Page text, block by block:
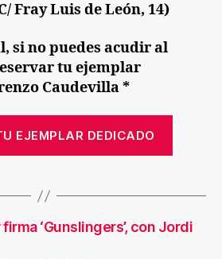
Fray Luis de León, 14)
si no puedes acudir al
tu ejemplar
Caudevilla *
EJEMPLAR DEDICADO
‘Gunslingers’, con Jordi